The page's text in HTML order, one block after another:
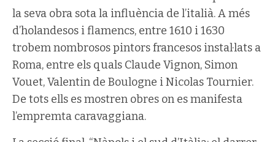
la seva obra sota la influència de l’italià. A més
d’holandesos i flamencs, entre 1610 i 1630
trobem nombrosos pintors francesos instal·lats a
Roma, entre els quals Claude Vignon, Simon
Vouet, Valentin de Boulogne i Nicolas Tournier.
De tots ells es mostren obres on es manifesta
l’empremta caravaggiana.